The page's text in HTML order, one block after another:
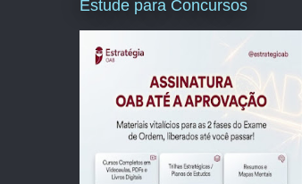
Estude para Concursos